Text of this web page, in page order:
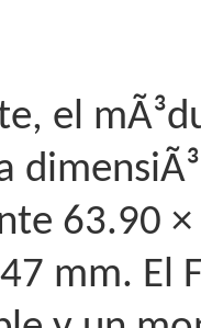
el
63.90
mm. El